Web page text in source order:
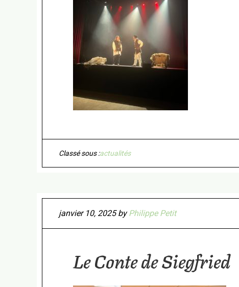
Classé sous :actualités
janvier 10, 2025byPhilippe Petit
Le Conte de Siegfried